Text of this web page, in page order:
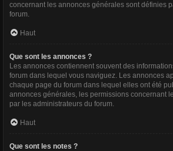
concernant les annonces générales sont définies
forum.
Haut
Que sont les annonces ?
Les annonces contiennent souvent des
forum dans lequel vous naviguez. Les annonces
chaque page du forum dans lequel elles ont été
annonces générales, les permissions concernant
par les administrateurs du forum.
Haut
Que sont les notes ?